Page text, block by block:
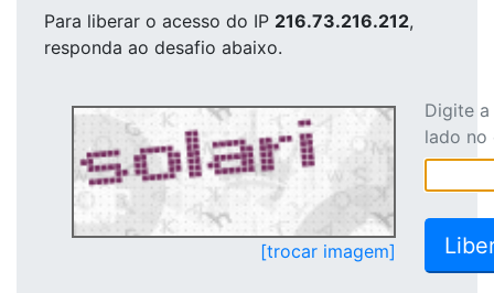
Para liberar o acesso do IP 216.73.216.212,
responda ao desafio abaixo.
[trocar imagem]
Digite
lado no